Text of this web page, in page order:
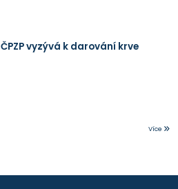
ČPZP vyzývá k darování krve
Více